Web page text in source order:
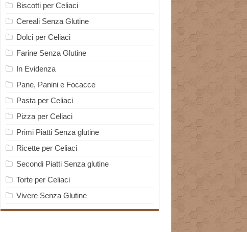
Biscotti per Celiaci
Cereali Senza Glutine
Dolci per Celiaci
Farine Senza Glutine
In Evidenza
Pane, Panini e Focacce
Pasta per Celiaci
Pizza per Celiaci
Primi Piatti Senza glutine
Ricette per Celiaci
Secondi Piatti Senza glutine
Torte per Celiaci
Vivere Senza Glutine